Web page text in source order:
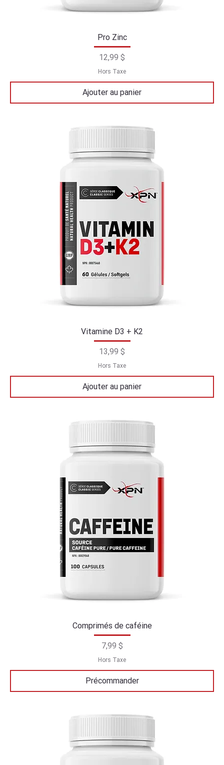
Pro Zinc
Prix
12,99 $
Hors Taxe
Ajouter au panier
Vitamine D3 + K2
Prix
13,99 $
Hors Taxe
Ajouter au panier
Comprimés de caféine
Prix
7,99 $
Hors Taxe
Précommander